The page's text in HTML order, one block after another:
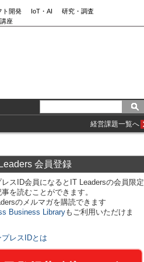
ト開発 IoT・AI
研究・調査
座
経営課題一覧へ
会員登録
スID会員になるとIT Leadersの会員限定
を読むことができます。
のメルマガを購読できます
Business Libraryもご利用いただけま
プレスIDとは